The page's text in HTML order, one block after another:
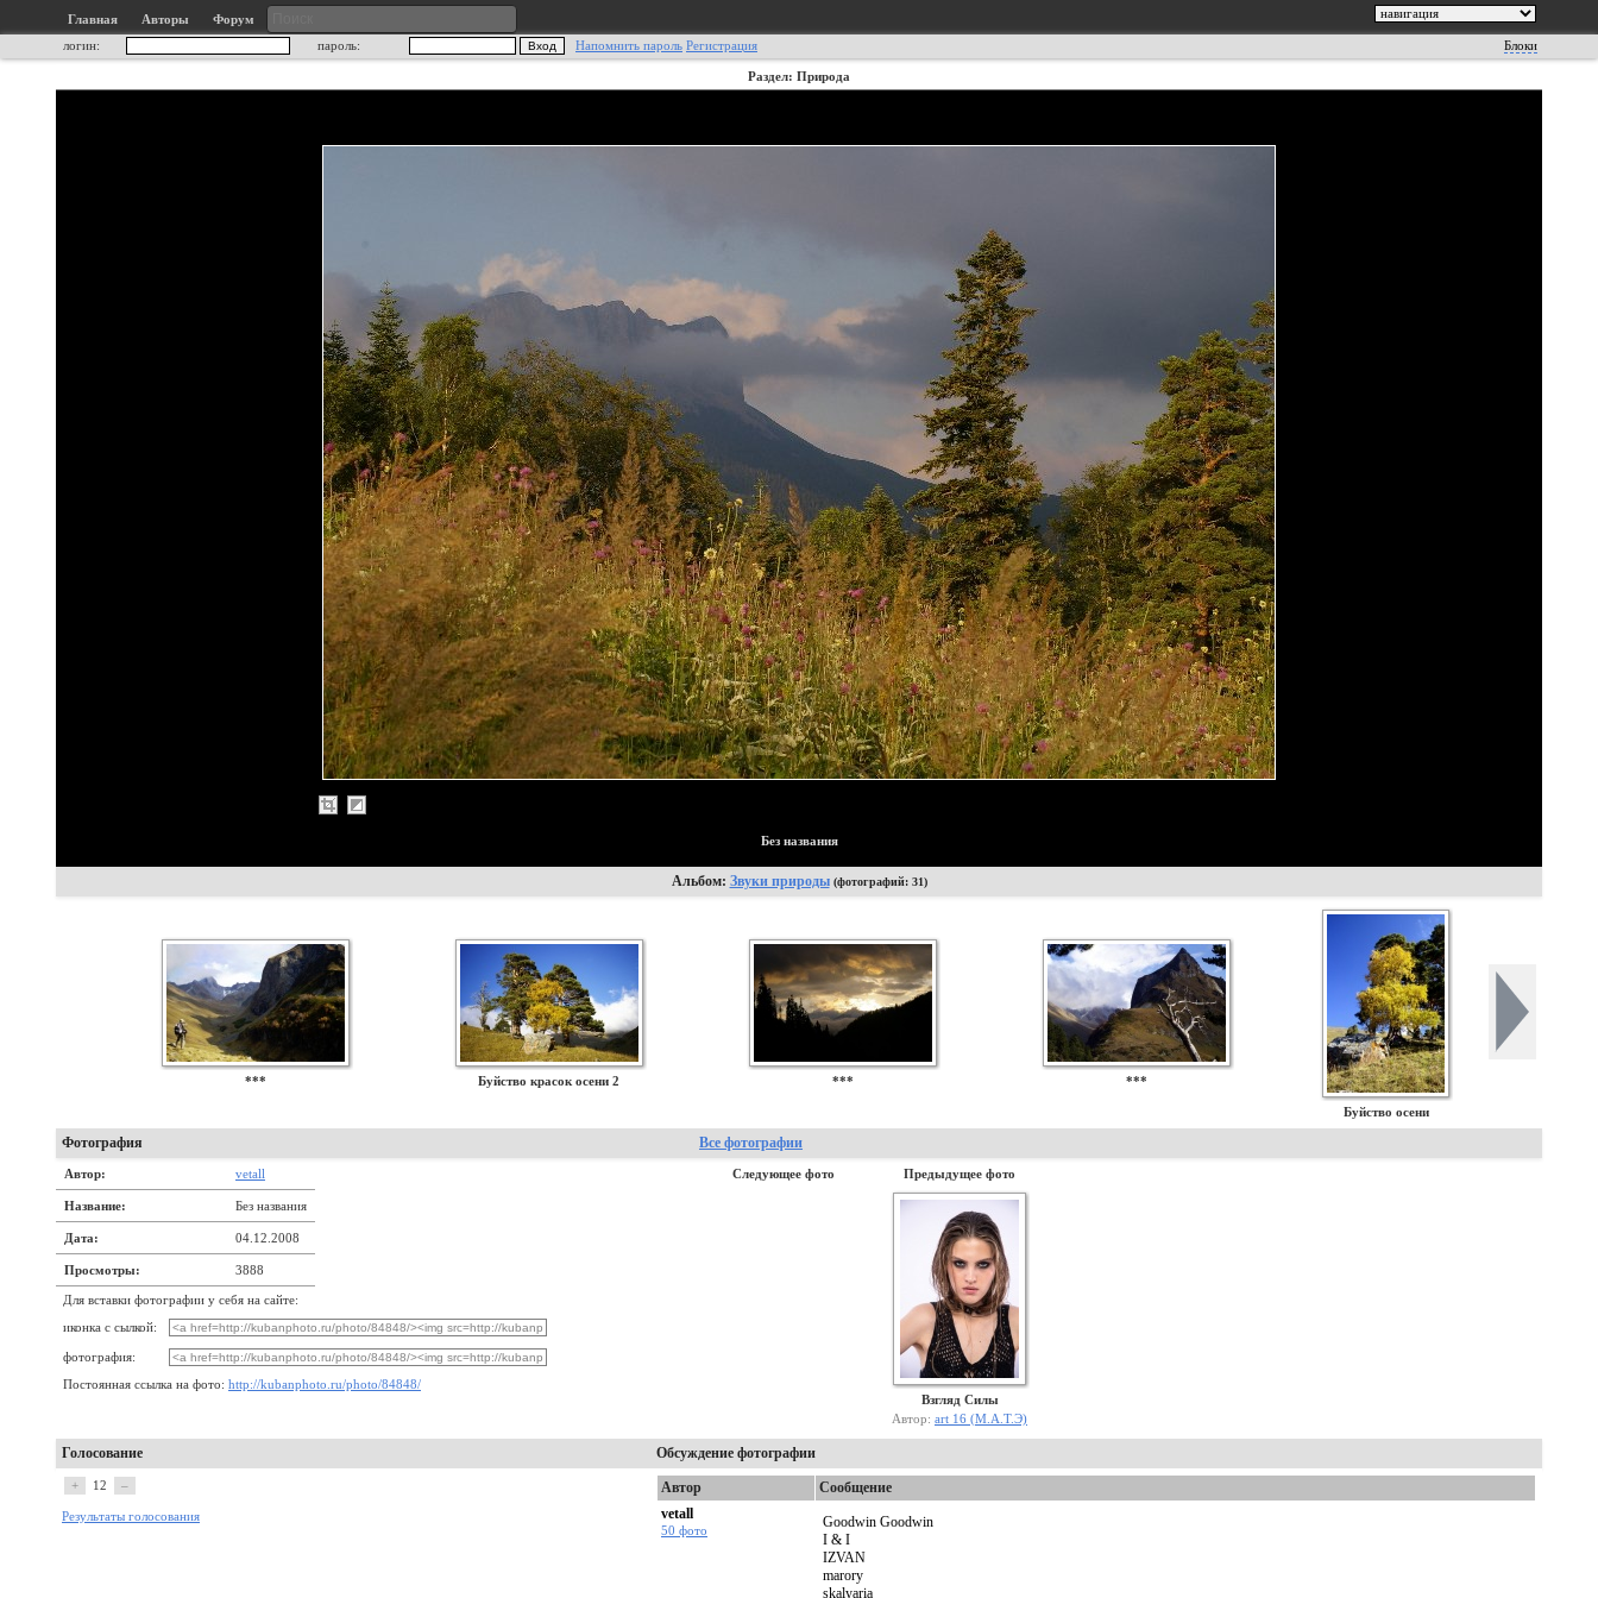
Главная Авторы
Форум
логин:
пароль: Напомнить пароль Регистрация Блоки
Раздел: Природа
Без названия
Альбом: Звуки природы (фотографий: 31)
*** Буйство красок осени 2 *** ***
Буйство осени
Фотография Все фотографии
Автор: vetall
Название: Без названия
Дата: 04.12.2008
Просмотры: 3888
Для вставки фотографии у себя на сайте:
иконка с сылкой:
фотография:
Постоянная ссылка на фото: http://kubanphoto.ru/photo/84848/
Следующее фото Предыдущее фото
Взгляд Силы
Автор: art 16 (М.А.Т.Э)
Голосование Обсуждение фотографии
+ 12 –
Результаты голосования
Автор
Сообщение
vetall
50 фото
Goodwin Goodwin
I & I
IZVAN
marory
skalyaria